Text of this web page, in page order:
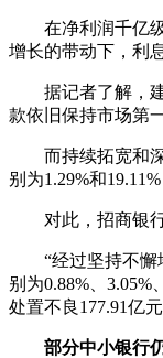
在净利润千亿级
增长的带动下，利
据记者了解，建
款依旧保持市场第
而持续拓宽和深
别为1.29%和
对此，招商银行
“经过坚持不懈地
别为0.88%、
处置不良177.91亿
部分中小银行仍